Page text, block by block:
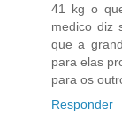
41 kg o
medico diz
que a
para elas
para os
Responder